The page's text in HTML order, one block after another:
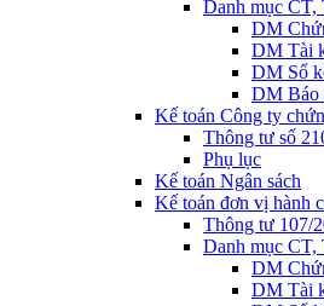
Danh mục
DM
DM Tài
DM Sổ
DM Báo
Kế toán Công ty
Thông tư số
Phụ lục
Kế toán Ngân sách
Kế toán đơn vị hành
Thông tư 107/
Danh mục
DM
DM Tài